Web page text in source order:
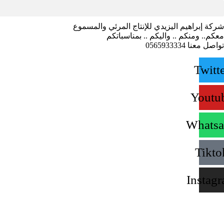
المحتوى
شركة إبراهيم اليزيدي للإنتاج المرئي والمسموع
معكم.. ومنكم .. واليكم .. بمناسباتكم
تواصل معنا 0565933334